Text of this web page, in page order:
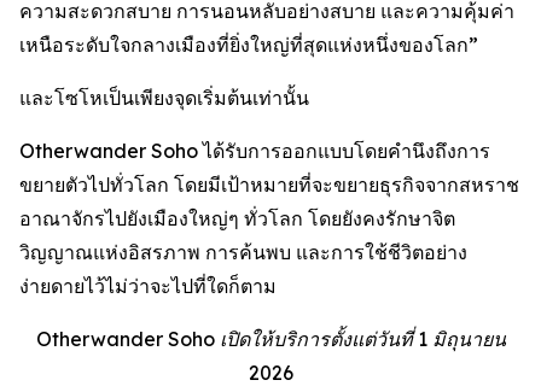
ความสะดวกสบาย การนอนหลับอย่างสบาย และความคุ้มค่า
เหนือระดับใจกลางเมืองที่ยิ่งใหญ่ที่สุดแห่งหนึ่งของโลก”
และโซโหเป็นเพียงจุดเริ่มต้นเท่านั้น
Otherwander Soho ได้รับการออกแบบโดยคำนึงถึงการ
ขยายตัวไปทั่วโลก โดยมีเป้าหมายที่จะขยายธุรกิจจากสหราช
อาณาจักรไปยังเมืองใหญ่ๆ ทั่วโลก โดยยังคงรักษาจิต
วิญญาณแห่งอิสรภาพ การค้นพบ และการใช้ชีวิตอย่าง
ง่ายดายไว้ไม่ว่าจะไปที่ใดก็ตาม
Otherwander Soho เปิดให้บริการตั้งแต่วันที่ 1 มิถุนายน
2026